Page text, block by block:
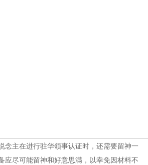
念主在进行驻华领事认证时，还需要留神一
应尽可能留神和好意思满，以幸免因材料不